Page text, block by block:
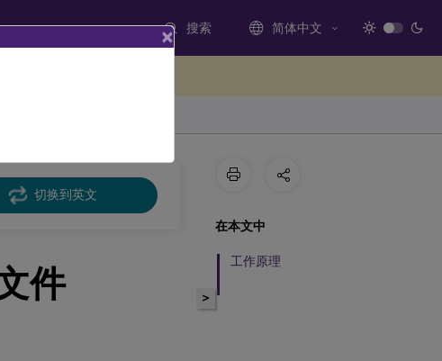
搜索 简体中文
切换到英文
件 >
在本文中
工作原理
×